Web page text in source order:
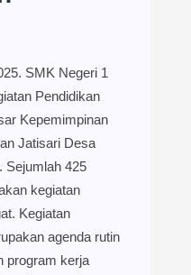
SMK Negeri 1
Pendidikan
Kepemimpinan
Jatisari Desa
Sejumlah 425
kegiatan
Kegiatan
agenda rutin
program kerja